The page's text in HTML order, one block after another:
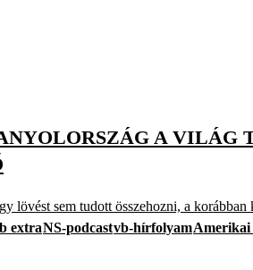
A VILÁG
lövést sem tudott összehozni, a
extraNS-podcastvb-hírfolyamAmerikai